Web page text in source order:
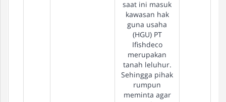
saat ini masuk
kawasan hak
guna usaha
(HGU) PT
Ifishdeco
merupakan
tanah leluhur.
Sehingga pihak
rumpun
meminta agar